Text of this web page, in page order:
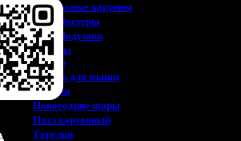
Модульные картины
ФотоПостеры
ФотоПодушки
Фотоcувениры
Значки
Коврик для мыши
Кружки
Новогодние шары
Пазл картонный
Тарелки